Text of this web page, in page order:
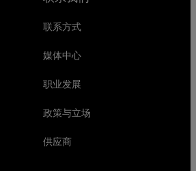
联系方式
媒体中心
职业发展
政策与立场
供应商